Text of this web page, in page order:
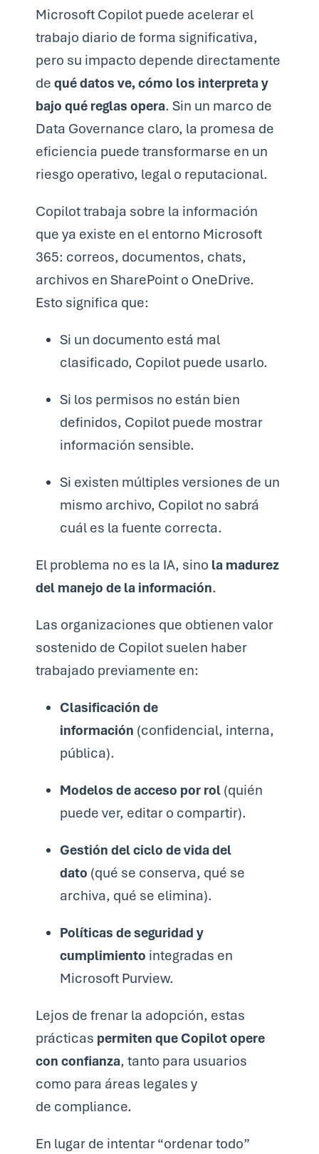
Microsoft Copilot puede acelerar el
trabajo diario de forma significativa,
pero su impacto depende directamente
de qué datos ve, cómo los interpreta y
bajo qué reglas opera. Sin un marco de
Data Governance claro, la promesa de
eficiencia puede transformarse en un
riesgo operativo, legal o reputacional.
Copilot trabaja sobre la información
que ya existe en el entorno Microsoft
365: correos, documentos, chats,
archivos en SharePoint o OneDrive.
Esto significa que:
Si un documento está mal
clasificado, Copilot puede usarlo.
Si los permisos no están bien
definidos, Copilot puede mostrar
información sensible.
Si existen múltiples versiones de un
mismo archivo, Copilot no sabrá
cuál es la fuente correcta.
El problema no es la IA, sino la madurez
del manejo de la información.
Las organizaciones que obtienen valor
sostenido de Copilot suelen haber
trabajado previamente en:
Clasificación de
información (confidencial, interna,
pública).
Modelos de acceso por rol (quién
puede ver, editar o compartir).
Gestión del ciclo de vida del
dato (qué se conserva, qué se
archiva, qué se elimina).
Políticas de seguridad y
cumplimiento integradas en
Microsoft Purview.
Lejos de frenar la adopción, estas
prácticas permiten que Copilot opere
con confianza, tanto para usuarios
como para áreas legales y
de compliance.
En lugar de intentar “ordenar todo”